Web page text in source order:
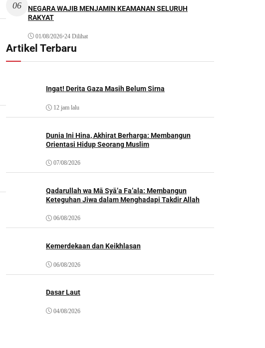
06
NEGARA WAJIB MENJAMIN KEAMANAN SELURUH
RAKYAT
01/08/2026•24 Dilihat
Artikel Terbaru
Ingat! Derita Gaza Masih Belum Sirna
12 jam lalu
Dunia Ini Hina, Akhirat Berharga: Membangun
Orientasi Hidup Seorang Muslim
07/08/2026
Qadarullah wa Mā Syā’a Fa’ala: Membangun
Keteguhan Jiwa dalam Menghadapi Takdir Allah
06/08/2026
Kemerdekaan dan Keikhlasan
06/08/2026
Dasar Laut
04/08/2026